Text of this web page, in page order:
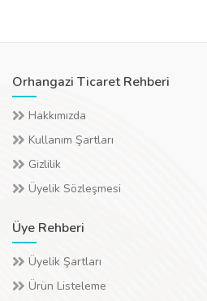
Orhangazi Ticaret Rehberi
Hakkımızda
Kullanım Şartları
Gizlilik
Üyelik Sözleşmesi
Üye Rehberi
Üyelik Şartları
Ürün Listeleme